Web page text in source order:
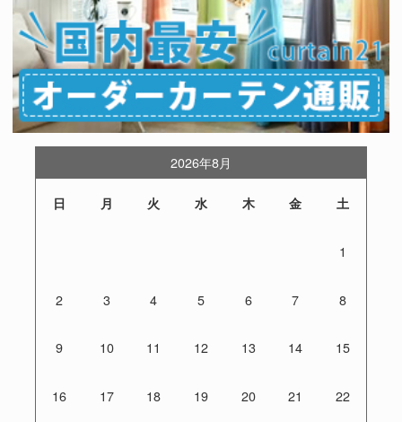
2026年8月
日 月 火 水 木 金 土
1
2 3 4 5 6 7 8
9 10 11 12 13 14 15
16 17 18 19 20 21 22